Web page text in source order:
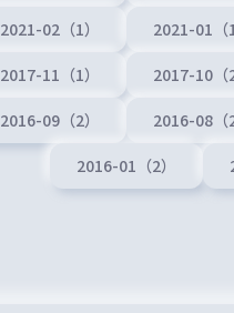
2021-02（1） 2021-01（1
2017-11（1） 2017-10（2
2016-09（2） 2016-08（2
2016-01（2）